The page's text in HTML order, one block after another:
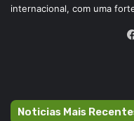
internacional, com uma
Noticias Mais